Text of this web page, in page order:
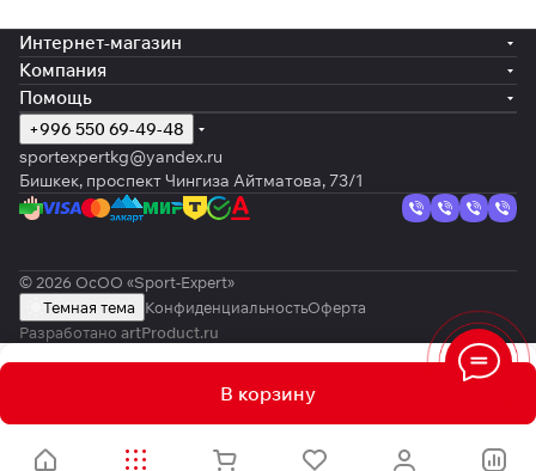
В корзину
Интернет-магазин
Компания
Помощь
+996 550 69-49-48
sportexpertkg@yandex.ru
Бишкек, проспект Чингиза Айтматова, 73/1
© 2026 ОсОО «Sport-Expert»
Темная тема
КонфиденциальностьОферта
Разработано artProduct.ru